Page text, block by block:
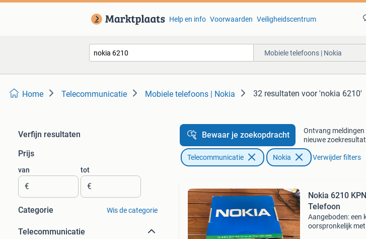
Help en info Voorwaarden Veiligheidscentrum
Mobiele telefoons | Nokia
Home Telecommunicatie Mobiele telefoons | Nokia 32 resultaten voor 'nokia 6210'
Verfijn resultaten
Prijs
van
€
tot
€
Categorie Wis de categorie
Telecommunicatie
Bewaar je zoekopdracht
Ontvang meldingen
nieuwe
Telecommunicatie Nokia Verwijder filters
Nokia 6210
Telefoon
Aangeboden: een
oorspronkelijk